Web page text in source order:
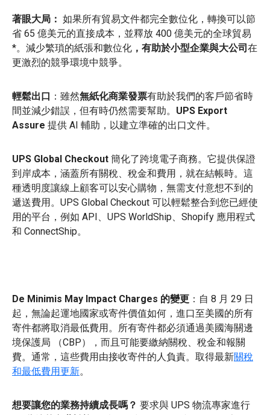
著眼大局： 如果所有貿易文件都完全數位化，轉換可以節
省 65 億美元的直接成本，並釋放 400 億美元的全球貿易
*。減少繁瑣的紙張和數位化 ，有助於小型企業與大公司 在
更激烈的競爭環境中競爭。
輕鬆出口 ：雖然無紙化商業發票有助於我們的客戶節省時
間並減少錯誤，但有時仍然需要幫助。 UPS Export
Assure 提供 AI 輔助，以建立準確的出口文件。
UPS Global Checkout 簡化了跨境電子商務。它提供保證
到岸成本，涵蓋所有關稅、稅金和費用，就在結帳時。這
種透明度讓線上顧客可以安心購物，無需支付意想不到的
遞送費用。UPS Global Checkout 可以輕鬆整合到您已經使
用的平台，例如 API、UPS WorldShip、Shopify 應用程式
和 ConnectShip。
De Minimis May Impact Charges 的變更 ： 自 8 月 29 日
起，無論起運地國家或寄件價值如何，進口至美國的所有
寄件都將取消最低費用。所有寄件都必須通過美國海關邊
境保護局 （CBP），而且可能要繳納關稅、稅金和報關
費。通常，這些費用由接收寄件的人負責。取得最新關稅
和最低費用更新。
想要讓您的業務持續成長嗎？ 要求與 UPS 物流專家進行